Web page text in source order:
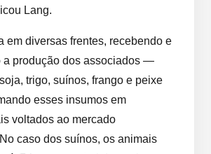
Lang.
em diversas frentes, recebendo e
a produção dos associados —
trigo, suínos, frango e peixe
esses insumos em
voltados ao mercado
caso dos suínos, os animais